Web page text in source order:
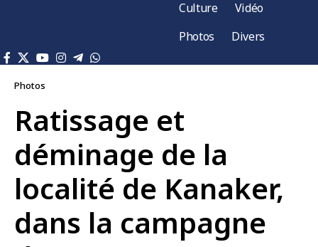
Culture
Vidéo
Photos
Divers
Photos
Ratissage et
déminage de la
localité de Kanaker,
dans la campagne